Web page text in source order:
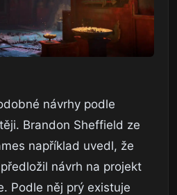
návrhy podle
Brandon Sheffield ze
například uvedl, že
návrh na projekt
Podle něj prý existuje